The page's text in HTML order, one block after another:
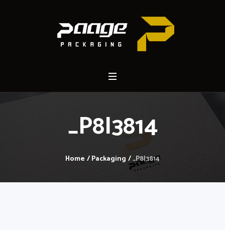
_P8I3814
Home /Packaging /_P8I3814